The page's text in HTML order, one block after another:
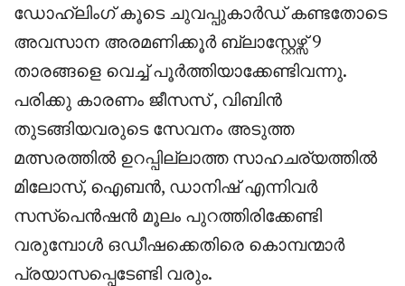
ഡോഹ്ലിംഗ് കൂടെ ചുവപ്പുകാർഡ് കണ്ടതോടെ
അവസാന അരമണിക്കൂർ ബ്ലാസ്റ്റേഴ്സ് 9
താരങ്ങളെ വെച്ച് പൂർത്തിയാക്കേണ്ടിവന്നു.
പരിക്കു കാരണം ജീസസ് , വിബിൻ
തുടങ്ങിയവരുടെ സേവനം അടുത്ത
മത്സരത്തിൽ ഉറപ്പില്ലാത്ത സാഹചര്യത്തിൽ
മിലോസ്, ഐബൻ, ഡാനിഷ് എന്നിവർ
സസ്പെൻഷൻ മൂലം പുറത്തിരിക്കേണ്ടി
വരുമ്പോൾ ഒഡീഷക്കെതിരെ കൊമ്പന്മാർ
പ്രയാസപ്പെടേണ്ടി വരും.